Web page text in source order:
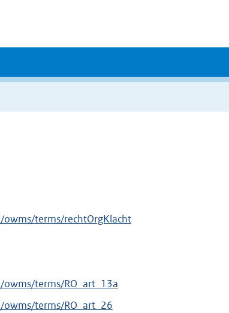
terms/rechtOrgKlacht
terms/RO_art_13a
terms/RO_art_26